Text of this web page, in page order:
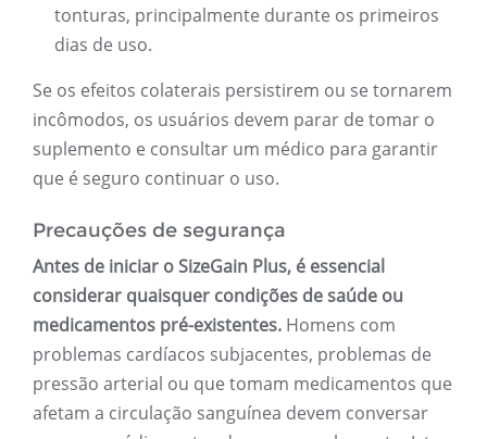
tonturas, principalmente durante os primeiros
dias de uso.
Se os efeitos colaterais persistirem ou se tornarem
incômodos, os usuários devem parar de tomar o
suplemento e consultar um médico para garantir
que é seguro continuar o uso.
Precauções de segurança
Antes de iniciar o SizeGain Plus, é essencial
considerar quaisquer condições de saúde ou
medicamentos pré-existentes. Homens com
problemas cardíacos subjacentes, problemas de
pressão arterial ou que tomam medicamentos que
afetam a circulação sanguínea devem conversar